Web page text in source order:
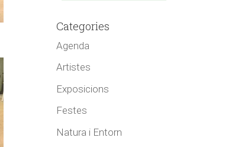
Categories
Agenda
Artistes
Exposicions
Festes
Natura i Entorn